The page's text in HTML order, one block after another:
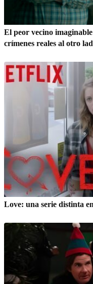
El peor vecino
crímenes reales al otro
Love: una serie distinta